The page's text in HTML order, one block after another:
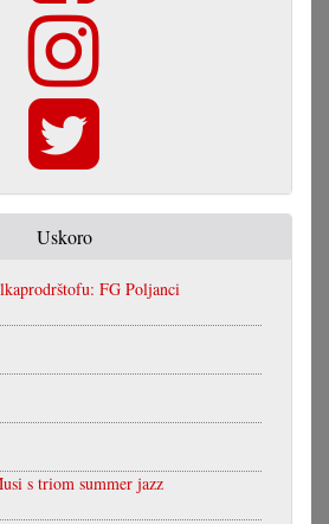
Uskoro
FG Poljanci
s triom summer jazz